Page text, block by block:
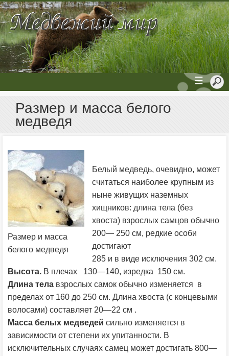
☰
Размер и масса белого
медведя
Размер и масса
белого медведя
Белый медведь, очевидно, может
считаться наиболее крупным из
ныне живущих наземных
хищников: длина тела (без
хвоста) взрослых самцов обычно
200— 250 см, редкие особи
достигают
285 и в виде исключения 302 см.
Высота. В плечах 130—140, изредка 150 см.
Длина тела взрослых самок обычно изменяется в
пределах от 160 до 250 см. Длина хвоста (с концевыми
волосами) составляет 20—22 см .
Масса белых медведей сильно изменяется в
зависимости от степени их упитанности. В
исключительных случаях самец может достигать 800—